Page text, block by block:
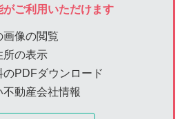
がご利用いただけます
画像の閲覧
所の表示
のPDFダウンロード
不動産会社情報